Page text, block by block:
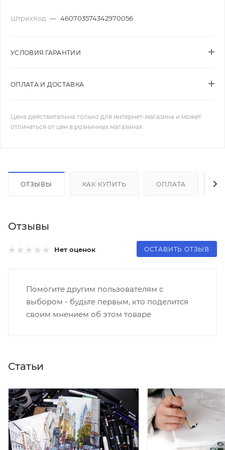
ШтрихКод — 460703574342970056
УСЛОВИЯ ГАРАНТИИ
ОПЛАТА И ДОСТАВКА
Цена действительна только для интернет-магазина и может
отличаться от цен в розничных магазинах
ОТЗЫВЫ КАК КУПИТЬ ОПЛАТА
Отзывы
Нет оценок ОСТАВИТЬ ОТЗЫВ
Помогите другим пользователям с
выбором - будьте первым, кто поделится
своим мнением об этом товаре
Статьи